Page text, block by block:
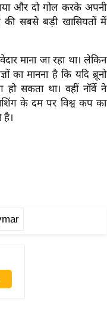
और दो गोल करके अपनी
की सबसे बड़ी खासियतों में
माना जा रहा था। लेकिन
मानना है कि यदि ब्रूनो
सकता था। वहीं नॉर्वे ने
के दम पर विश्व कप का